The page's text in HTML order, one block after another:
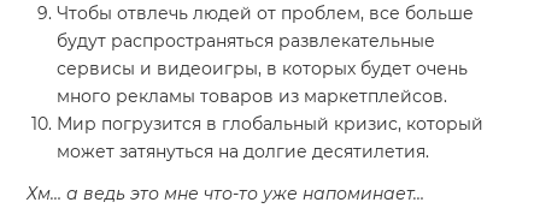
Чтобы отвлечь людей от проблем, все больше
будут распространяться развлекательные
сервисы и видеоигры, в которых будет очень
много рекламы товаров из маркетплейсов.
Мир погрузится в глобальный кризис, который
может затянуться на долгие десятилетия.
Хм… а ведь это мне что-то уже напоминает…